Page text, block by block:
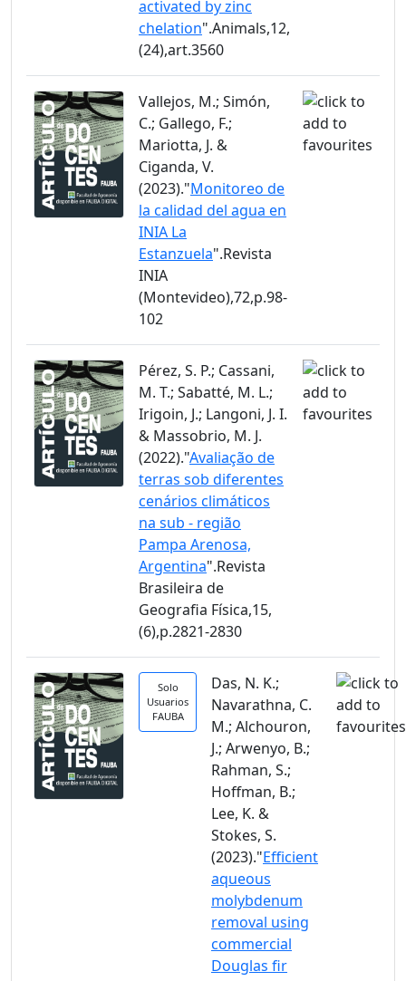
activated by zinc
chelation".Animals,12,
(24),art.3560
Vallejos, M.; Simón,
C.; Gallego, F.;
Mariotta, J. &
Ciganda, V.
(2023)."Monitoreo de
la calidad del agua en
INIA La
Estanzuela".Revista
INIA
(Montevideo),72,p.98-
102
Pérez, S. P.; Cassani,
M. T.; Sabatté, M. L.;
Irigoin, J.; Langoni, J. I.
& Massobrio, M. J.
(2022)."Avaliação de
terras sob diferentes
cenários climáticos
na sub - região
Pampa Arenosa,
Argentina".Revista
Brasileira de
Geografia Física,15,
(6),p.2821-2830
Solo
Usuarios
FAUBA
Das, N. K.;
Navarathna, C.
M.; Alchouron,
J.; Arwenyo, B.;
Rahman, S.;
Hoffman, B.;
Lee, K. &
Stokes, S.
(2023)."Efficient
aqueous
molybdenum
removal using
commercial
Douglas fir